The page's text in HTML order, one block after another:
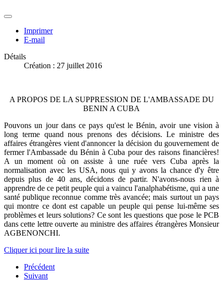
Imprimer
E-mail
Détails
Création : 27 juillet 2016
A PROPOS DE LA SUPPRESSION DE L'AMBASSADE DU
BENIN A CUBA
Pouvons un jour dans ce pays qu'est le Bénin, avoir une vision à
long terme quand nous prenons des décisions. Le ministre des
affaires étrangères vient d'annoncer la décision du gouvernement de
fermer l'Ambassade du Bénin à Cuba pour des raisons financières!
A un moment où on assiste à une ruée vers Cuba après la
normalisation avec les USA, nous qui y avons la chance d'y être
depuis plus de 40 ans, décidons de partir. N'avons-nous rien à
apprendre de ce petit peuple qui a vaincu l'analphabétisme, qui a une
santé publique reconnue comme très avancée; mais surtout un pays
qui montre ce dont est capable un peuple qui pense lui-même ses
problèmes et leurs solutions? Ce sont les questions que pose le PCB
dans cette lettre ouverte au ministre des affaires étrangères Monsieur
AGBENONCHI.
Cliquer ici pour lire la suite
Précédent
Suivant